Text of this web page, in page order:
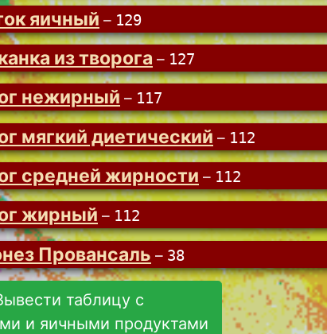
яичный – 129
из творога – 127
нежирный – 117
мягкий диетический – 112
средней жирности – 112
жирный – 112
Провансаль – 38
таблицу с
и яичными продуктами